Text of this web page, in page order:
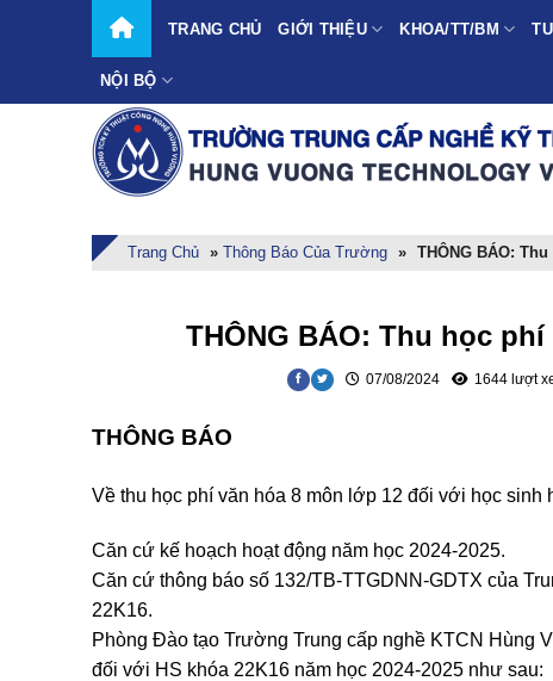
TRANG CHỦ GIỚI THIỆU KHOA/TT/BM
NỘI BỘ
Trang Chủ » Thông Báo Của Trường » THÔNG BÁO:
THÔNG BÁO: Thu học
07/08/2024 1644 lượt
THÔNG BÁO
Về thu học phí văn hóa 8 môn lớp 12 đối với học sinh
Căn cứ kế hoạch hoạt động năm học 2024-2025.
Căn cứ thông báo số 132/TB-TTGDNN-GDTX của
22K16.
Phòng Đào tạo Trường Trung cấp nghề KTCN Hùng
đối với HS khóa 22K16 năm học 2024-2025 như sau: